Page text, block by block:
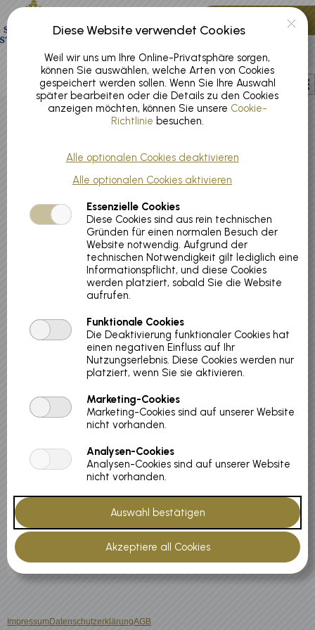
Zum Hauptinhalt springen
Gutschein Diagnostikpaket
Paket beinhaltet folgende Module:
1. mobeescale
2. stresspilotpro
3. mobeemetabolic
€ 158,00
Zurück zur Liste
ImpressumDatenschutzerklärungAGB
Diese Website verwendet Cookies
Weil wir uns um Ihre Online-Privatsphäre sorgen,
können Sie auswählen, welche Arten von Cookies
gespeichert werden sollen. Wenn Sie Ihre Auswahl
später bearbeiten oder die Details zu den Cookies
anzeigen möchten, können Sie unsere Cookie-
Richtlinie besuchen.
Alle optionalen Cookies deaktivieren
Alle optionalen Cookies aktivieren
Essenzielle Cookies
Diese Cookies sind aus rein technischen
Gründen für einen normalen Besuch der
Website notwendig. Aufgrund der
technischen Notwendigkeit gilt lediglich eine
Informationspflicht, und diese Cookies
werden platziert, sobald Sie die Website
aufrufen.
Funktionale Cookies
Die Deaktivierung funktionaler Cookies hat
einen negativen Einfluss auf Ihr
Nutzungserlebnis. Diese Cookies werden nur
platziert, wenn Sie sie aktivieren.
Marketing-Cookies
Marketing-Cookies sind auf unserer Website
nicht vorhanden.
Analysen-Cookies
Analysen-Cookies sind auf unserer Website
nicht vorhanden.